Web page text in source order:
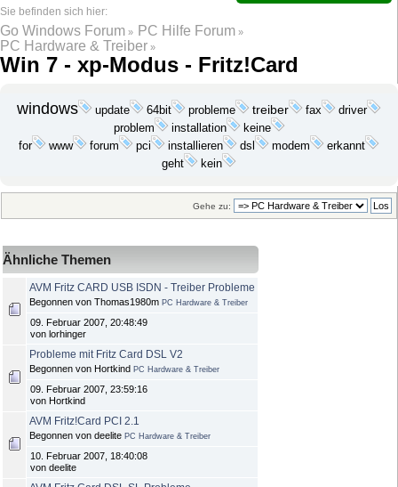
Go Windows Forum » PC Hilfe Forum »
PC Hardware & Treiber »
Win 7 - xp-Modus - Fritz!Card
windows update 64bit probleme treiber fax driver
problem installation keine
for www forum pci installieren dsl modem
erkannt
geht
kein
Gehe zu:
Ähnliche Themen
AVM Fritz CARD USB ISDN - Treiber Probleme
Begonnen von Thomas1980m PC Hardware & Treiber
09. Februar 2007, 20:48:49
von lorhinger
Probleme mit Fritz Card DSL V2
Begonnen von Hortkind PC Hardware & Treiber
09. Februar 2007, 23:59:16
von Hortkind
AVM Fritz!Card PCI 2.1
Begonnen von deelite PC Hardware & Treiber
10. Februar 2007, 18:40:08
von deelite